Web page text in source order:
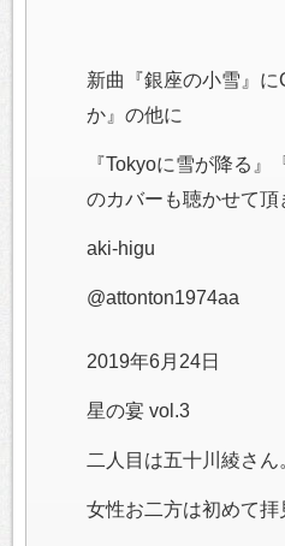
新曲『銀座の小雪』に
か』の他に
『Tokyoに雪が降る』
のカバーも聴かせて頂
aki-higu
@attonton1974aa
2019年6月24日
星の宴 vol.3
二人目は五十川綾さん
女性お二方は初めて拝